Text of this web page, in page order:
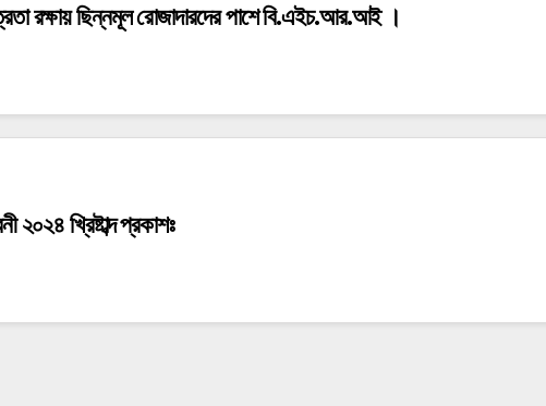
রক্ষায় ছিন্নমূল রোজাদারদের পাশে বি.এইচ.আর.আই ।
২০২৪ খ্রিষ্টাব্দ প্রকাশঃ